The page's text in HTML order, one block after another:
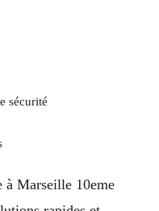
sécurité
à Marseille 10eme